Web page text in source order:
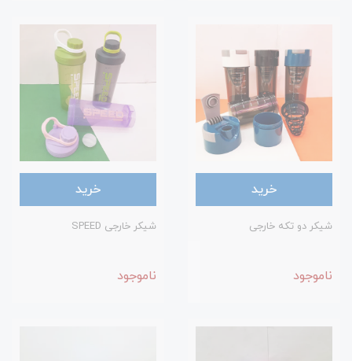
خرید
شیکر دو تکه خارجی
ناموجود
خرید
شیکر خارجی SPEED
ناموجود